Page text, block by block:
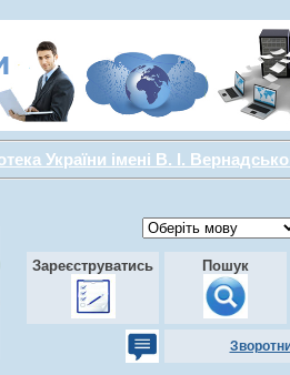
України імені В. І.
Зареєструватись Пошук